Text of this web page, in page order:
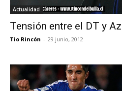
Actualidad
Tensión entre el DT y
Tio Rincón - 29 junio, 2012